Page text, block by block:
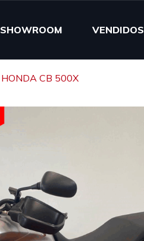
SHOWROOM VENDIDOS
HONDA CB 500X